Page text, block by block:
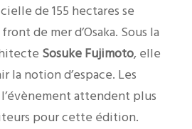
de 155 hectares se
de mer d’Osaka. Sous la
Sosuke Fujimoto, elle
la notion d’espace. Les
attendent plus
pour cette édition.